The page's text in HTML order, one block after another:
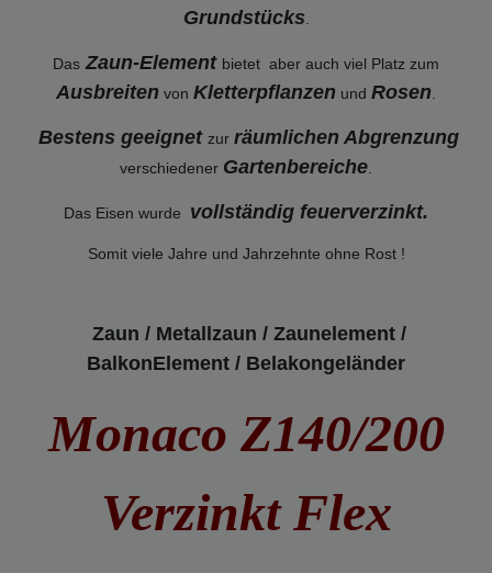
Grundstücks
Das Zaun-Element bietet aber auch viel Platz zum
Ausbreiten von Kletterpflanzen und Rosen
Bestens geeignet zur räumlichen Abgrenzung
verschiedener Gartenbereiche
Das Eisen wurde vollständig feuerverzinkt.
Somit viele Jahre und Jahrzehnte ohne Rost !
Zaun / Metallzaun / Zaunelement /
BalkonElement / Belakongeländer
Monaco Z140/200
Verzinkt Flex